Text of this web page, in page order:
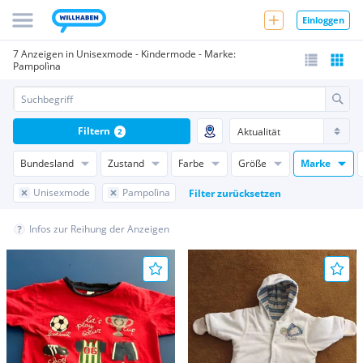
Einloggen
7 Anzeigen in Unisexmode - Kindermode - Marke:
Pampolìna
Bundesland Zustand Farbe Größe Marke
Unisexmode Pampolìna Filter zurücksetzen
Filtern 2
Infos zur Reihung der Anzeigen